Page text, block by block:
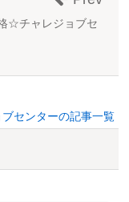
☆チャレジョブセ
センターの記事一覧